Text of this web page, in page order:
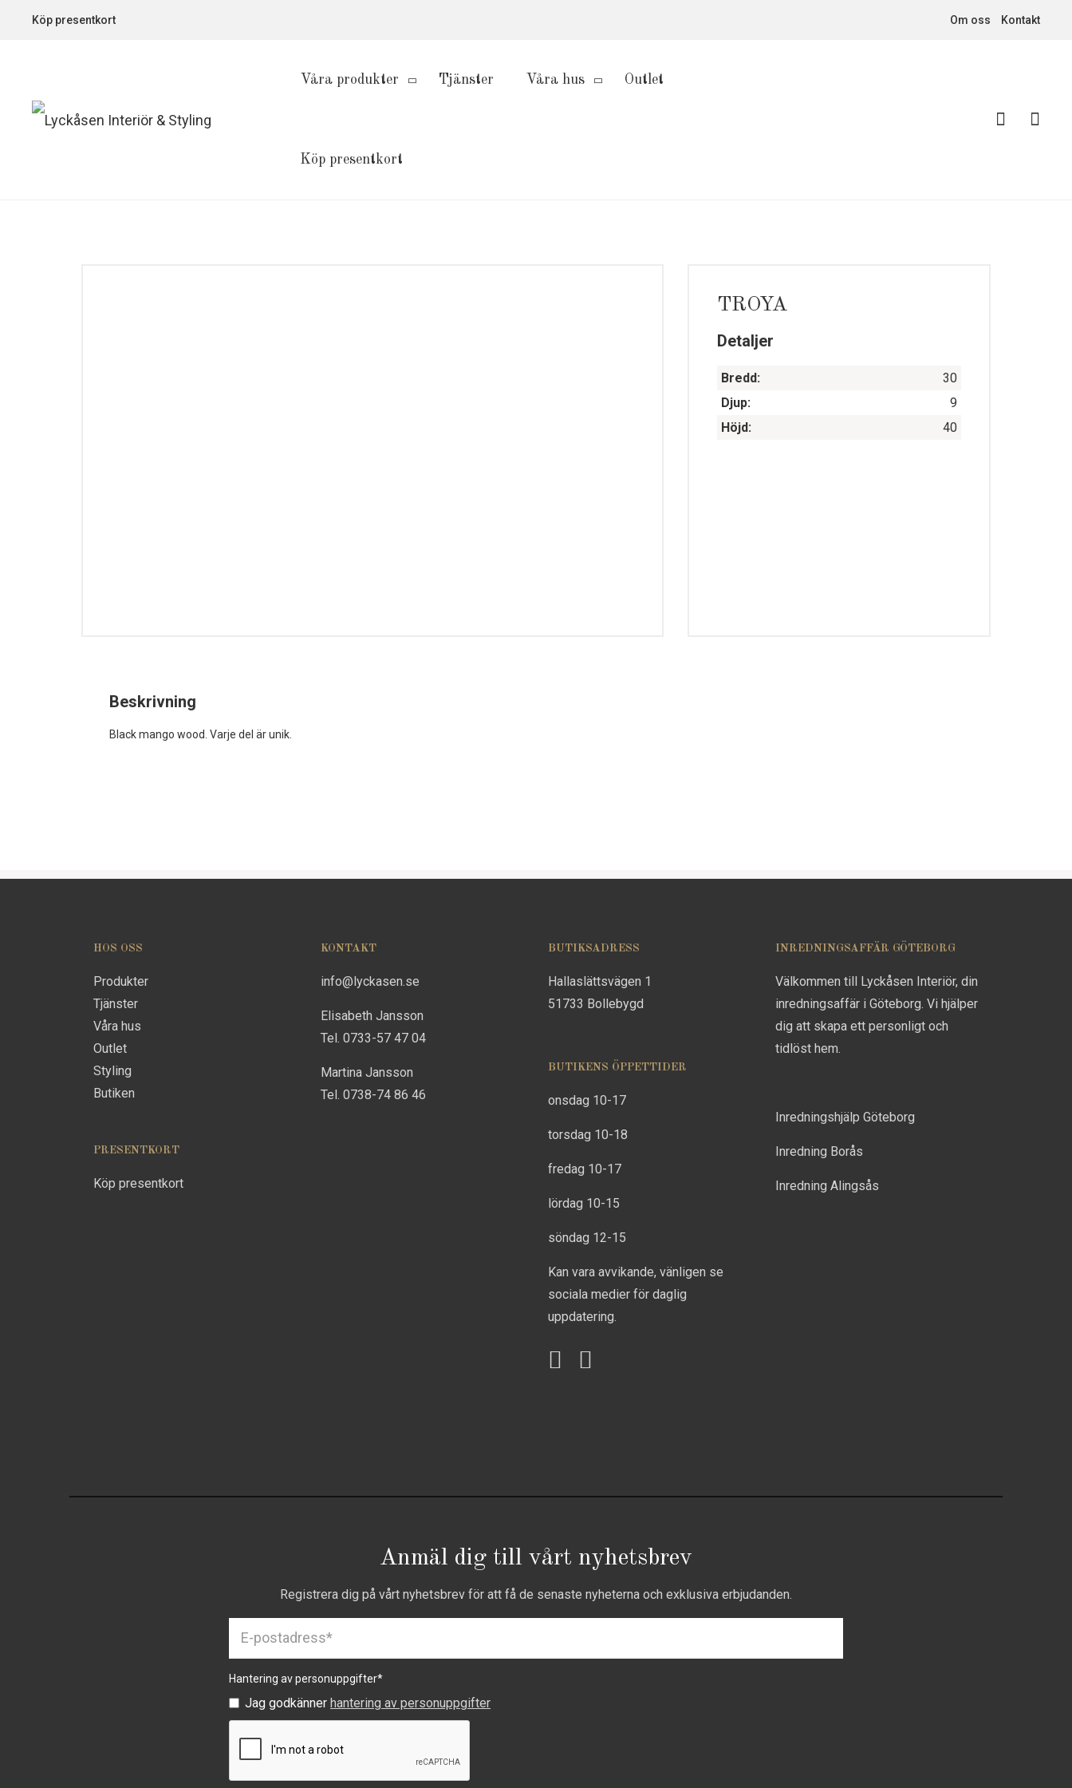
Köp presentkort Om oss Kontakt
Våra produkter Tjänster Våra hus Outlet
Köp presentkort
TROYA
Detaljer
Bredd:
30
Djup:
9
Höjd:
40
Beskrivning
Black mango wood. Varje del är unik.
HOS OSS
Produkter
Tjänster
Våra hus
Outlet
Styling
Butiken
PRESENTKORT
Köp presentkort
KONTAKT
info@lyckasen.se
Elisabeth Jansson
Tel. 0733-57 47 04
Martina Jansson
Tel. 0738-74 86 46
BUTIKSADRESS
Hallaslättsvägen 1
51733 Bollebygd
BUTIKENS ÖPPETTIDER
onsdag 10-17
torsdag 10-18
fredag 10-17
lördag 10-15
söndag 12-15
Kan vara avvikande, vänligen se
sociala medier för daglig
uppdatering.
INREDNINGSAFFÄR GÖTEBORG
Välkommen till Lyckåsen Interiör, din
inredningsaffär i Göteborg. Vi hjälper
dig att skapa ett personligt och
tidlöst hem.
Inredningshjälp Göteborg
Inredning Borås
Inredning Alingsås
Anmäl dig till vårt nyhetsbrev
Registrera dig på vårt nyhetsbrev för att få de senaste nyheterna och exklusiva erbjudanden.
Hantering av personuppgifter*
Jag godkänner hantering av personuppgifter